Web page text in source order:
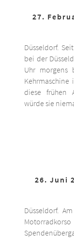
27.
Düsseldorf.
bei der
Uhr
diese frühen
würde sie
26. Juni
Düsseldorf.